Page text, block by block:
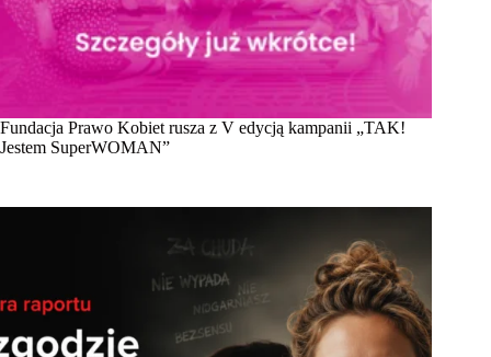
Fundacja Prawo Kobiet rusza z V edycją kampanii „TAK!
Jestem SuperWOMAN”